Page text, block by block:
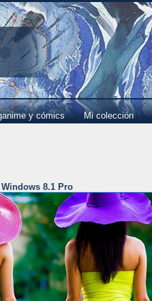
y cómics Mi colección
Windows 8.1 Pro